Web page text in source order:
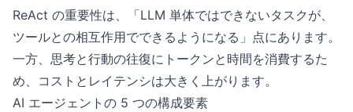
ReAct の重要性は、「LLM 単体ではできないタスクが、
ツールとの相互作用でできるようになる」点にあります。
一方、思考と行動の往復にトークンと時間を消費するた
め、コストとレイテンシは大きく上がります。
AI エージェントの 5 つの構成要素